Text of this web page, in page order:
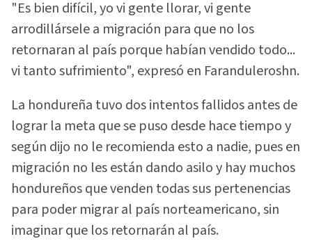
"Es bien difícil, yo vi gente llorar, vi gente
arrodillársele a migración para que no los
retornaran al país porque habían vendido todo...
vi tanto sufrimiento", expresó en Faranduleroshn.
La hondureña tuvo dos intentos fallidos antes de
lograr la meta que se puso desde hace tiempo y
según dijo no le recomienda esto a nadie, pues en
migración no les están dando asilo y hay muchos
hondureños que venden todas sus pertenencias
para poder migrar al país norteamericano, sin
imaginar que los retornarán al país.